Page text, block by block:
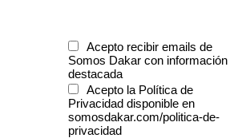
Acepto recibir emails de
Somos Dakar con información
destacada
Acepto la Política de
Privacidad disponible en
somosdakar.com/politica-de-
privacidad